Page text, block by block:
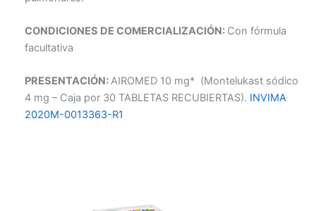
CONDICIONES DE COMERCIALIZACIÓN: Con fórmula
facultativa
PRESENTACIÓN:AIROMED 10 mg* (Montelukast sódico
4 mg – Caja por 30 TABLETAS RECUBIERTAS). INVIMA
2020M-0013363-R1